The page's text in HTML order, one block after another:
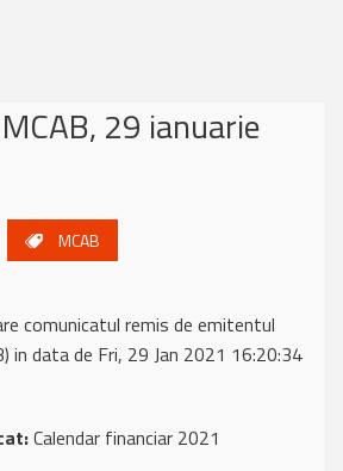
29 ianuarie
MCAB
comunicatul remis de emitentul
in data de Fri, 29 Jan 2021 16:20:34
Calendar financiar 2021